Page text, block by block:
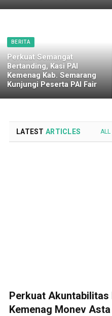
BERITA
Perkuat Semangat
Bertanding, Kasi PAI
Kemenag Kab. Semarang
Kunjungi Peserta PAI Fair
LATEST ARTICLES ALL
Perkuat Akuntabilitas
Kemenag Monev